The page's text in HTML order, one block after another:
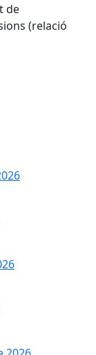
de
(relació